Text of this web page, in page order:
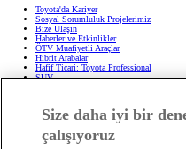
Toyota'da Kariyer
Sosyal Sorumluluk Projelerimiz
Bize Ulaşın
Haberler ve Etkinlikler
ÖTV Muafiyetli Araçlar
Hibrit Arabalar
Hafif Ticari: Toyota Professional
SUV
Yasal Bilgilendirme
Yasal Bilgilendirme
Size daha iyi bir
çalışıyoruz